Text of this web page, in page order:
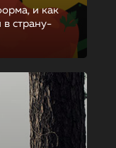
и как
в страну-